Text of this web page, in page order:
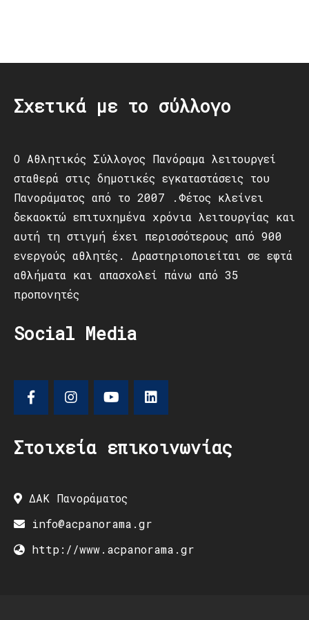
Σχετικά με το σύλλογο
Ο Αθλητικός Σύλλογος Πανόραμα λειτουργεί
σταθερά στις δημοτικές εγκαταστάσεις του
Πανοράματος από το 2007 .Φέτος κλείνει
δεκαοκτώ επιτυχημένα χρόνια λειτουργίας και
αυτή τη στιγμή έχει περισσότερους από 900
ενεργούς αθλητές. Δραστηριοποιείται σε εφτά
αθλήματα και απασχολεί πάνω από 35
προπονητές
Social Media
Στοιχεία επικοινωνίας
ΔΑΚ Πανοράματος
info@acpanorama.gr
http://www.acpanorama.gr